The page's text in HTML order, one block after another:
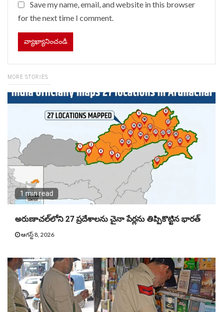
Save my name, email, and website in this browser
for the next time I comment.
MORE STORIES
1 min read
అరుణాచల్‌లోని 27 ప్రదేశాలను చైనా పేర్లను తిప్పికొట్టిన భారత్
ఆగస్ట్ 8, 2026